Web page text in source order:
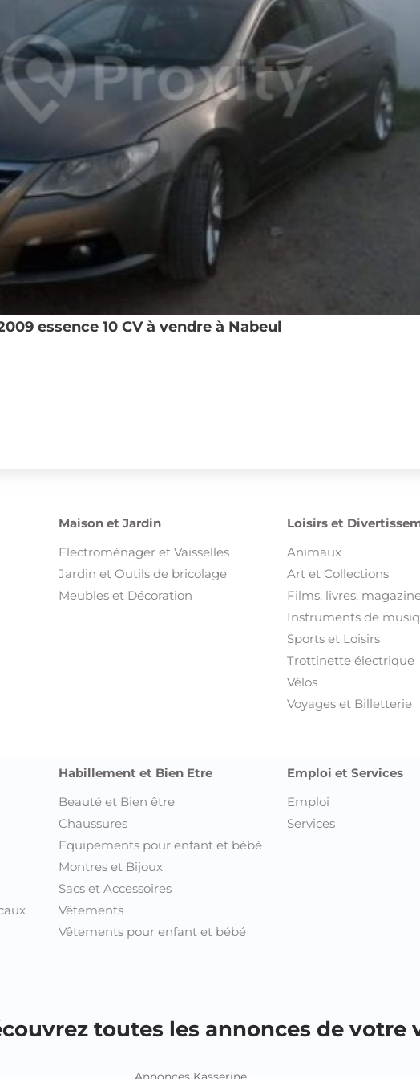
essence 10 CV à vendre à Nabeul
Maison et Jardin
Electroménager et Vaisselles
Jardin et Outils de bricolage
Meubles et Décoration
Loisirs et
Animaux
Art et Collections
Films, livres,
Instruments de
Sports et Loisirs
Trottinette électrique
Vélos
Voyages et Billetterie
Habillement et Bien Etre
Beauté et Bien être
Chaussures
Equipements pour enfant et bébé
Montres et Bijoux
Sacs et Accessoires
Vêtements
Vêtements pour enfant et bébé
Emploi et Services
Emploi
Services
toutes les annonces de votre